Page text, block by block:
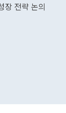
장 전략 논의